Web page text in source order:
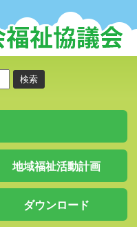
地域福祉活動計画
ダウンロード